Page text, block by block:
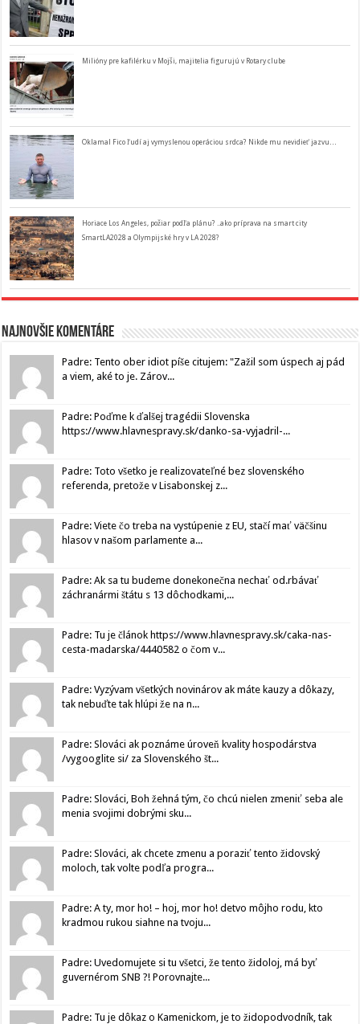
Milióny pre kafilérku v Mojši, majitelia figurujú v Rotary clube
Oklamal Fico ľudí aj vymyslenou operáciou srdca? Nikde mu nevidieť jazvu…
Horiace Los Angeles, požiar podľa plánu? ..ako príprava na smart city
SmartLA2028 a Olympijské hry v LA 2028?
Najnovšie komentáre
Padre: Tento ober idiot píše citujem: "Zažil som úspech aj pád
a viem, aké to je. Zárov...
Padre: Poďme k ďalšej tragédii Slovenska
https://www.hlavnespravy.sk/danko-sa-vyjadril-...
Padre: Toto všetko je realizovateľné bez slovenského
referenda, pretože v Lisabonskej z...
Padre: Viete čo treba na vystúpenie z EU, stačí mať väčšinu
hlasov v našom parlamente a...
Padre: Ak sa tu budeme donekonečna nechať od.rbávať
záchranármi štátu s 13 dôchodkami,...
Padre: Tu je článok https://www.hlavnespravy.sk/caka-nas-
cesta-madarska/4440582 o čom v...
Padre: Vyzývam všetkých novinárov ak máte kauzy a dôkazy,
tak nebuďte tak hlúpi že na n...
Padre: Slováci ak poznáme úroveň kvality hospodárstva
/vygooglite si/ za Slovenského št...
Padre: Slováci, Boh žehná tým, čo chcú nielen zmeniť seba ale
menia svojimi dobrými sku...
Padre: Slováci, ak chcete zmenu a poraziť tento židovský
moloch, tak volte podľa progra...
Padre: A ty, mor ho! – hoj, mor ho! detvo môjho rodu, kto
kradmou rukou siahne na tvoju...
Padre: Uvedomujete si tu všetci, že tento židoloj, má byť
guvernérom SNB ?! Porovnajte...
Padre: Tu je dôkaz o Kamenickom, je to židopodvodník, tak